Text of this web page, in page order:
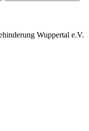
Wuppertal e.V.